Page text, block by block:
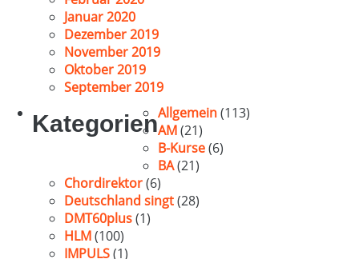
Januar 2020
Dezember 2019
November 2019
Oktober 2019
September 2019
KategorienAllgemein(113)
AM(21)
B-Kurse(6)
BA(21)
Chordirektor(6)
Deutschland singt(28)
DMT60plus(1)
HLM(100)
IMPULS(1)